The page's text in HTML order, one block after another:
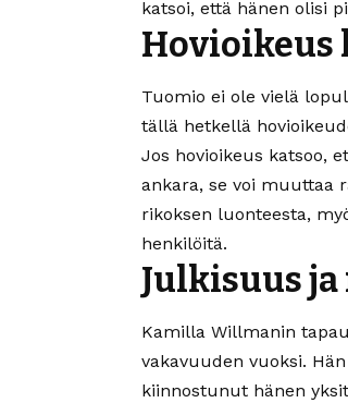
katsoi, että hänen olisi
Hovioikeus
Tuomio ei ole vielä
tällä hetkellä
Jos hovioikeus katsoo,
ankara, se voi muuttaa
rikoksen luonteesta,
henkilöitä.
Julkisuus
Kamilla Willmanin
vakavuuden vuoksi.
kiinnostunut hänen